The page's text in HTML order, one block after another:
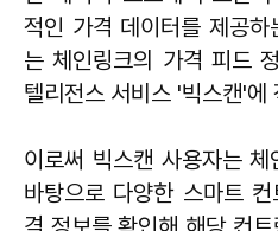
적인 가격 데이터를 제공
는 체인링크의 가격 피드
텔리전스 서비스 '빅스캔'에
이로써 빅스캔 사용자는
바탕으로 다양한 스마트